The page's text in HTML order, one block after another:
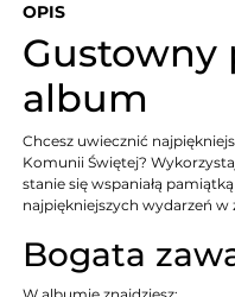
OPIS
Gustowny
album
Chcesz uwiecznić
Komunii Świętej?
stanie się wspaniałą
najpiękniejszych wydarzeń w
Bogata